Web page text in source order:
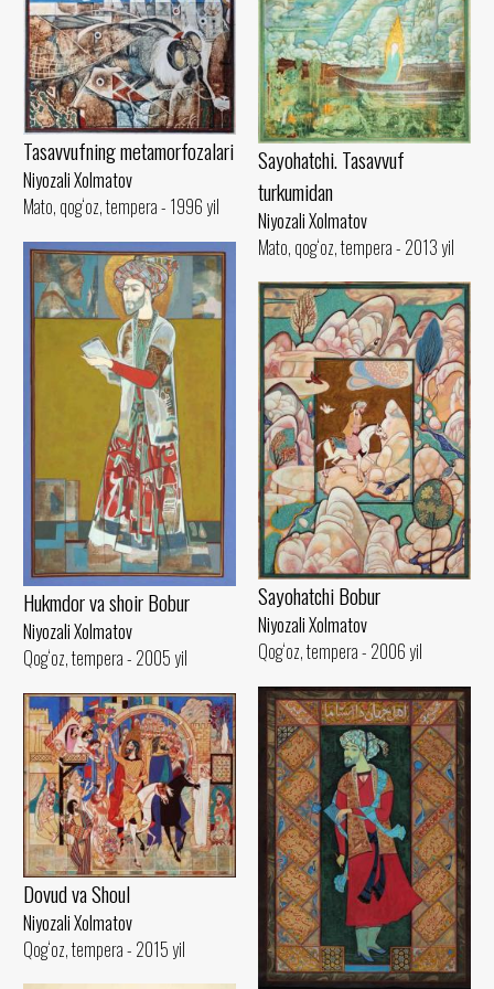
Tasavvufning metamorfozalari
Niyozali Xolmatov
Mato, qog‘oz, tempera - 1996 yil
Sayohatchi. Tasavvuf
turkumidan
Niyozali Xolmatov
Mato, qog‘oz, tempera - 2013 yil
Hukmdor va shoir Bobur
Niyozali Xolmatov
Qog‘oz, tempera - 2005 yil
Sayohatchi Bobur
Niyozali Xolmatov
Qog‘oz, tempera - 2006 yil
Dovud va Shoul
Niyozali Xolmatov
Qog‘oz, tempera - 2015 yil